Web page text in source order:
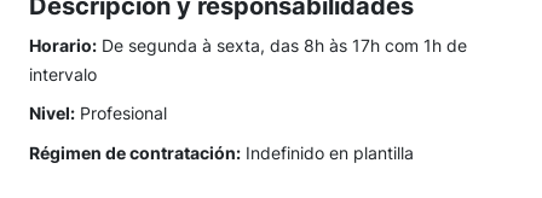
Descripción y responsabilidades
Horario: De segunda à sexta, das 8h às 17h com 1h de
intervalo
Nivel: Profesional
Régimen de contratación: Indefinido en plantilla